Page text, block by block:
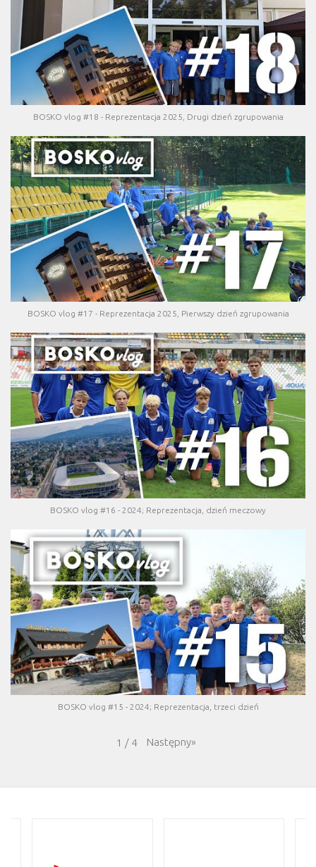
BOSKO vlog #18 - Reprezentacja 2025, Drugi dzień zgrupowania
BOSKO vlog #17 - Reprezentacja 2025, Pierwszy dzień zgrupowania
BOSKO vlog #16 - 2024; Reprezentacja, dzień meczowy
BOSKO vlog #15 - 2024; Reprezentacja, trzeci dzień
1 / 4 Następny»